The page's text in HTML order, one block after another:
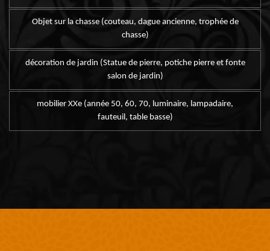
Objet sur la chasse (couteau, dague ancienne, trophée de
chasse)
décoration de jardin (Statue de pierre, potiche pierre et fonte
salon de jardin)
mobilier XXe (année 50, 60, 70, luminaire, lampadaire,
fauteuil, table basse)